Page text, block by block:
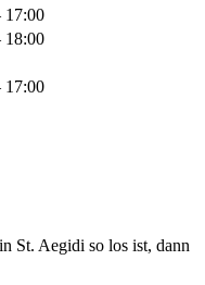
17:00
18:00
17:00
St. Aegidi so los ist, dann